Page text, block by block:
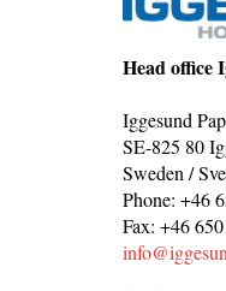
Head office
Iggesund
SE-825 80
Sweden /
Phone: +46
Fax: +46